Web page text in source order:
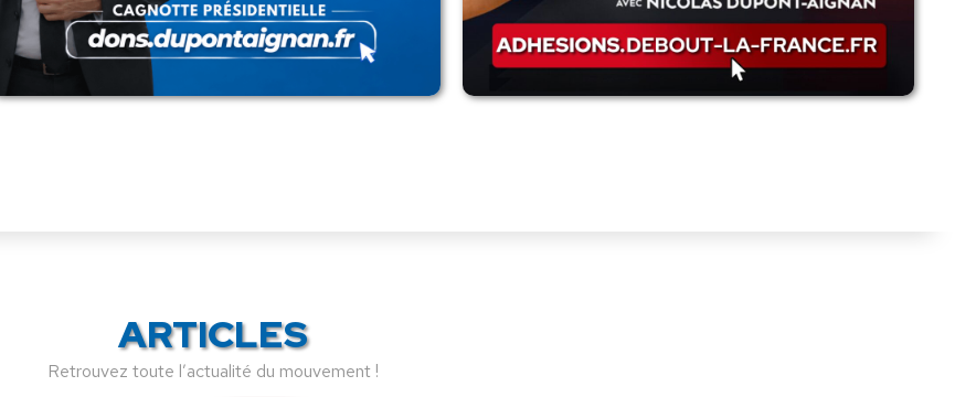
ARTICLES
Retrouvez toute l’actualité du mouvement !